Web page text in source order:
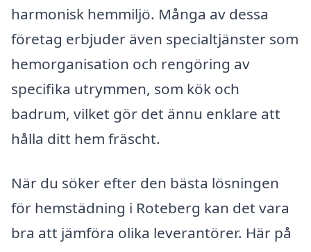
harmonisk hemmiljö. Många av dessa
företag erbjuder även specialtjänster som
hemorganisation och rengöring av
specifika utrymmen, som kök och
badrum, vilket gör det ännu enklare att
hålla ditt hem fräscht.
När du söker efter den bästa lösningen
för hemstädning i Roteberg kan det vara
bra att jämföra olika leverantörer. Här på